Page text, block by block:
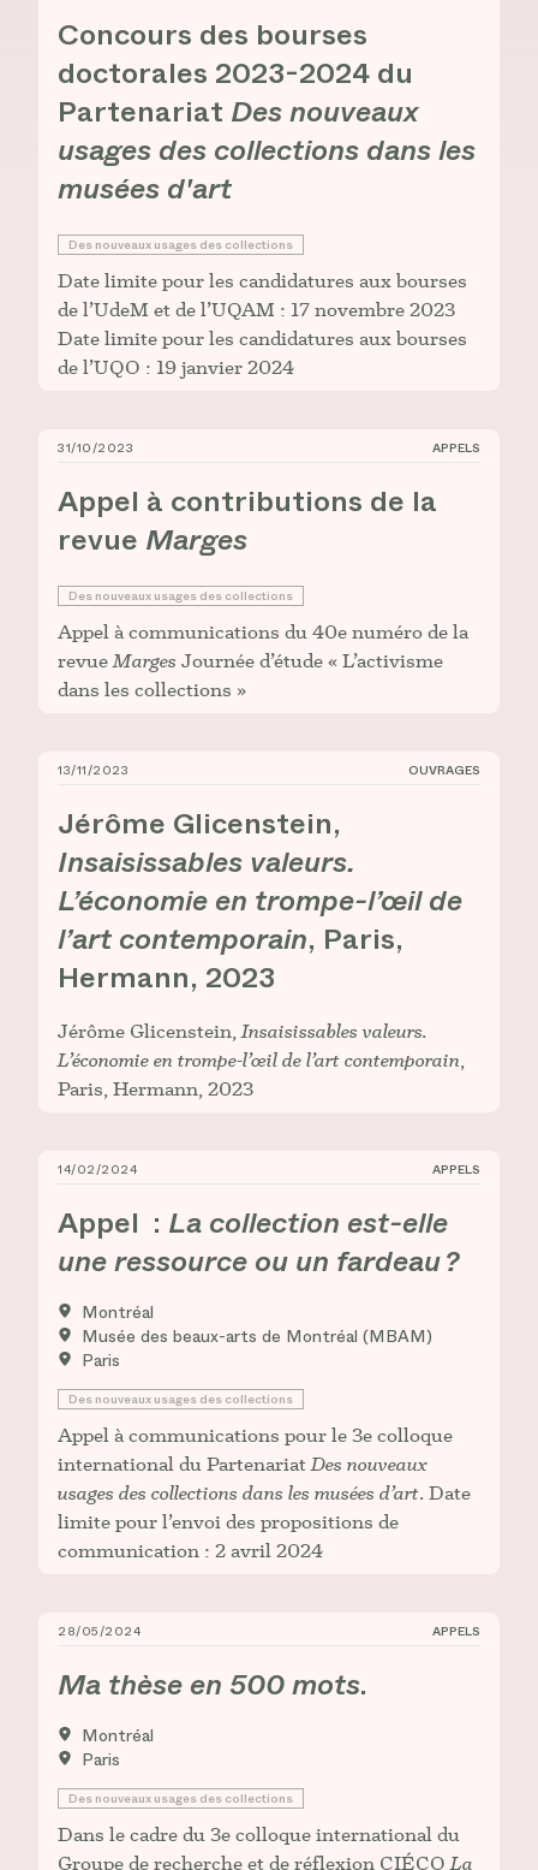
Concours des bourses
doctorales 2023-2024 du
Partenariat Des nouveaux
usages des collections dans les
musées d'art
Des nouveaux usages des collections
Date limite pour les candidatures aux bourses
de l’UdeM et de l’UQAM : 17 novembre 2023
Date limite pour les candidatures aux bourses
de l’UQO : 19 janvier 2024
Appel à contributions de la revue _Marges_
31/10/2023 APPELS
Appel à contributions de la
revue Marges
Des nouveaux usages des collections
Appel à communications du 40e numéro de la
revueMarges Journée d’étude « L’activisme
dans les collections »
Jérôme Glicenstein, _Insaisissables valeurs.
13/11/2023 OUVRAGES
Jérôme Glicenstein,
Insaisissables valeurs.
L’économie en trompe-l’œil de
l’art contemporain, Paris,
Hermann, 2023
Jérôme Glicenstein,Insaisissables valeurs.
L’économie en trompe-l’œil de l’art contemporain,
Paris, Hermann, 2023
Appel : _La collection est-elle une ressource ou un
14/02/2024 APPELS
Appel : La collection est-elle
une ressource ou un fardeau ?
Montréal
Musée des beaux-arts de Montréal (MBAM)
Paris
Des nouveaux usages des collections
Appel à communications pour le 3e colloque
international du PartenariatDes nouveaux
usages des collections dans les musées d’art. Date
limite pour l’envoi des propositions de
communication : 2 avril 2024
_Ma thèse en 500 mots_.
28/05/2024 APPELS
Ma thèse en 500 mots.
Montréal
Paris
Des nouveaux usages des collections
Dans le cadre du 3e colloque international du
Groupe de recherche et de réflexion CIÉCOLa